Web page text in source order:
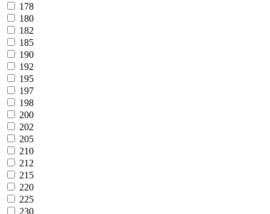
178
180
182
185
190
192
195
197
198
200
202
205
210
212
215
220
225
230